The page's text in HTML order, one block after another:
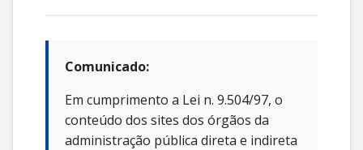
Comunicado:
Em cumprimento a Lei n. 9.504/97, o
conteúdo dos sites dos órgãos da
administração pública direta e indireta